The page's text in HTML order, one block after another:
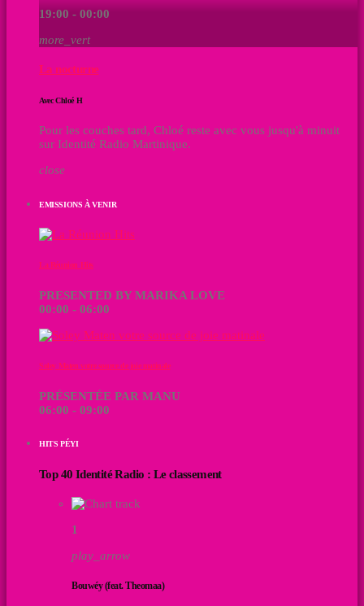
19:00 - 00:00
more_vert
La nocturne
Avec Chloé H
Pour les couches tard, Chloé reste avec vous jusqu'à minuit
sur Identité Radio Martinique.
close
EMISSIONS À VENIR
La Réunion Hits
PRESENTED BY MARIKA LOVE
00:00 - 06:00
Soley Maten votre source de joie matinale
PRÉSENTÉE PAR MANU
06:00 - 09:00
HITS PÉYI
Top 40 Identité Radio : Le classement
1
play_arrow
Bouwéy (feat. Theomaa)